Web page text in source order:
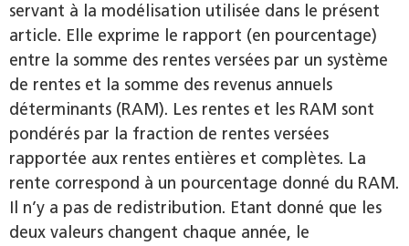
servant à la modélisation utilisée dans le présent
article. Elle exprime le rapport (en pourcentage)
entre la somme des rentes versées par un système
de rentes et la somme des revenus annuels
déterminants (RAM). Les rentes et les RAM sont
pondérés par la fraction de rentes versées
rapportée aux rentes entières et complètes. La
rente correspond à un pourcentage donné du RAM.
Il n’y a pas de redistribution. Etant donné que les
deux valeurs changent chaque année, le